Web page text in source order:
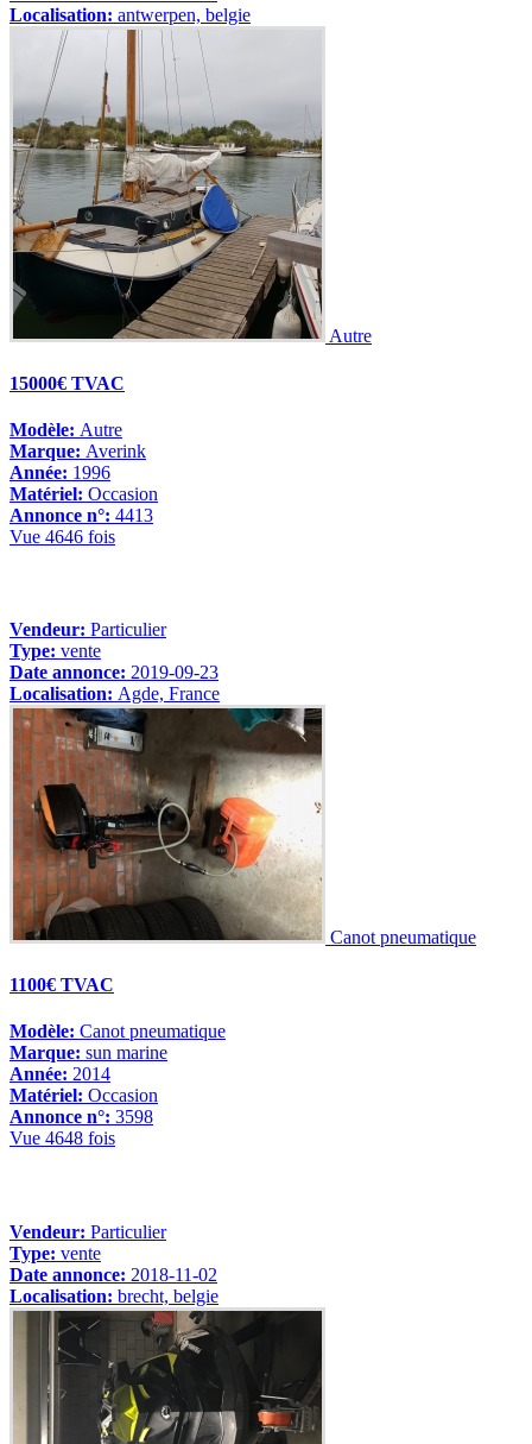
Localisation: antwerpen, belgie
Autre
15000€ TVAC
Modèle: Autre
Marque: Averink
Année: 1996
Matériel: Occasion
Annonce n°: 4413
Vue 4646 fois
Vendeur: Particulier
Type: vente
Date annonce: 2019-09-23
Localisation: Agde, France
Canot pneumatique
1100€ TVAC
Modèle: Canot pneumatique
Marque: sun marine
Année: 2014
Matériel: Occasion
Annonce n°: 3598
Vue 4648 fois
Vendeur: Particulier
Type: vente
Date annonce: 2018-11-02
Localisation: brecht, belgie